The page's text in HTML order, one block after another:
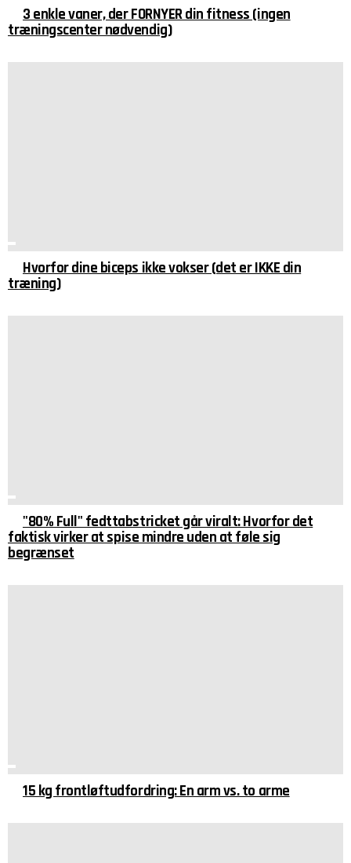
3 enkle vaner, der FORNYER din fitness (ingen
træningscenter nødvendig)
Hvorfor dine biceps ikke vokser (det er IKKE din
træning)
"80% Full" fedttabstricket går viralt: Hvorfor det
faktisk virker at spise mindre uden at føle sig
begrænset
15 kg frontløftudfordring: En arm vs. to arme